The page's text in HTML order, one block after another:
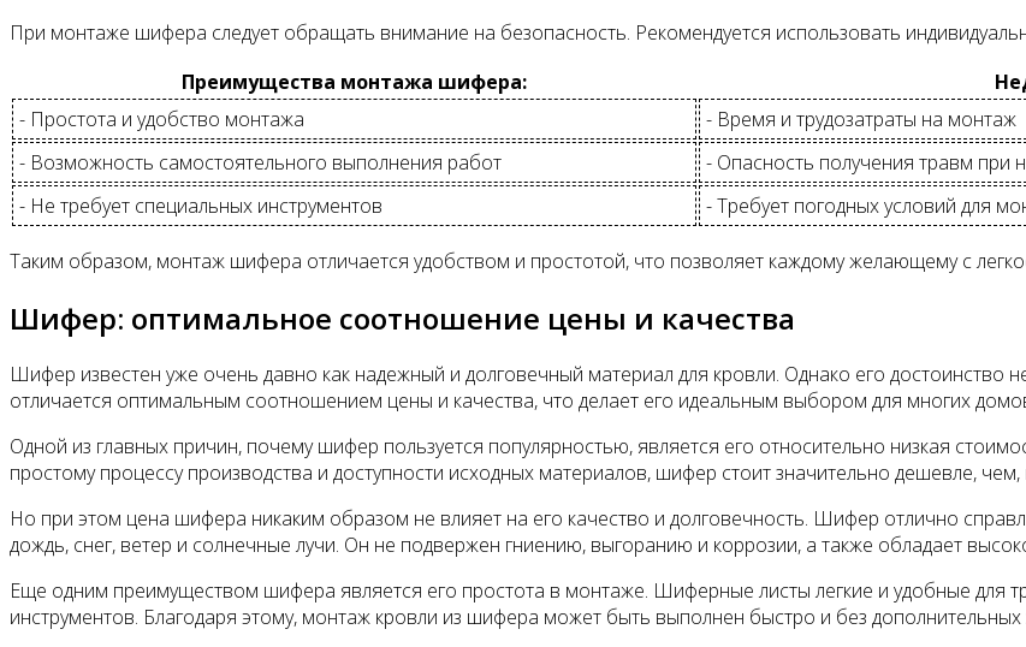
При монтаже шифера следует обращать внимание на безопасность. Рекомендуется использовать
Преимущества монтажа шифера:
- Простота и удобство монтажа
- Время и трудозатраты на монтаж
- Возможность самостоятельного выполнения работ
- Опасность получения травм
- Не требует специальных инструментов
- Требует погодных условий для
Таким образом, монтаж шифера отличается удобством и простотой, что позволяет каждому желающему с
Шифер: оптимальное соотношение цены и качества
Шифер известен уже очень давно как надежный и долговечный материал для кровли. Однако его достоинство
отличается оптимальным соотношением цены и качества, что делает его идеальным выбором для многих
Одной из главных причин, почему шифер пользуется популярностью, является его относительно низкая
простому процессу производства и доступности исходных материалов, шифер стоит значительно дешевле,
Но при этом цена шифера никаким образом не влияет на его качество и долговечность. Шифер отлично
дождь, снег, ветер и солнечные лучи. Он не подвержен гниению, выгоранию и коррозии, а также обладает
Еще одним преимуществом шифера является его простота в монтаже. Шиферные листы легкие и удобные для
инструментов. Благодаря этому, монтаж кровли из шифера может быть выполнен быстро и без дополнительных